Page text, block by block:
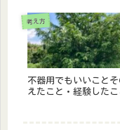
考え方
不器用でもいいこと
えたこと・経験したこ